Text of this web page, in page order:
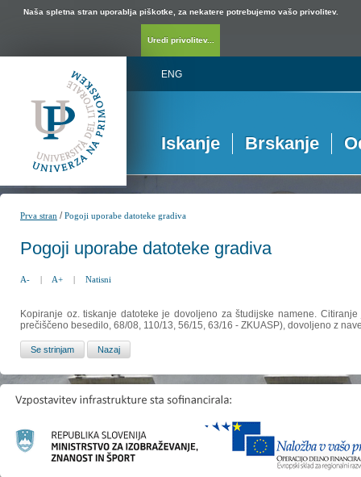
Naša spletna stran uporablja piškotke, za nekatere potrebujemo vašo privolitev.
Uredi privolitev...
ENG
Iskanje Brskanje
Prva stran /Pogoji uporabe datoteke gradiva
Pogoji uporabe datoteke gradiva
A- | A+ | Natisni
Kopiranje oz. tiskanje datoteke je dovoljeno za študijske namene.
prečiščeno besedilo, 68/08, 110/13, 56/15, 63/16 - ZKUASP), dovoljeno z